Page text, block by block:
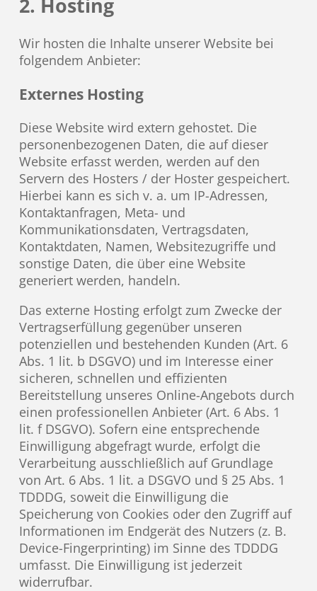
2. Hosting
Wir hosten die Inhalte unserer Website bei
folgendem Anbieter:
Externes Hosting
Diese Website wird extern gehostet. Die
personenbezogenen Daten, die auf dieser
Website erfasst werden, werden auf den
Servern des Hosters / der Hoster gespeichert.
Hierbei kann es sich v. a. um IP-Adressen,
Kontaktanfragen, Meta- und
Kommunikationsdaten, Vertragsdaten,
Kontaktdaten, Namen, Websitezugriffe und
sonstige Daten, die über eine Website
generiert werden, handeln.
Das externe Hosting erfolgt zum Zwecke der
Vertragserfüllung gegenüber unseren
potenziellen und bestehenden Kunden (Art. 6
Abs. 1 lit. b DSGVO) und im Interesse einer
sicheren, schnellen und effizienten
Bereitstellung unseres Online-Angebots durch
einen professionellen Anbieter (Art. 6 Abs. 1
lit. f DSGVO). Sofern eine entsprechende
Einwilligung abgefragt wurde, erfolgt die
Verarbeitung ausschließlich auf Grundlage
von Art. 6 Abs. 1 lit. a DSGVO und § 25 Abs. 1
TDDDG, soweit die Einwilligung die
Speicherung von Cookies oder den Zugriff auf
Informationen im Endgerät des Nutzers (z. B.
Device-Fingerprinting) im Sinne des TDDDG
umfasst. Die Einwilligung ist jederzeit
widerrufbar.